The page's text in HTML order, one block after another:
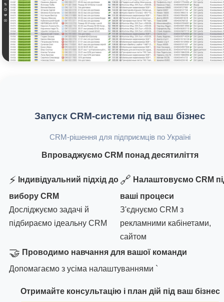
Запуск CRM-системи під ваш бізнес
CRM-рішення для підприємців по Україні
Впроваджуємо CRM понад десятиліття
⚡ Індивідуальний підхід до
вибору CRM
Досліджуємо задачі й
підбираємо ідеальну CRM
🔗 Налаштовуємо CRM
ваші процеси
З'єднуємо CRM з
рекламними кабінетами,
сайтом
🤝 Проводимо навчання для вашої команди
Допомагаємо з усіма налаштуваннями `
Отримайте консультацію і план дій під ваш бізнес